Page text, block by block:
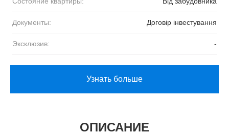
Документы: Договір інвестування
Эксклюзив: -
Узнать больше
ОПИСАНИЕ